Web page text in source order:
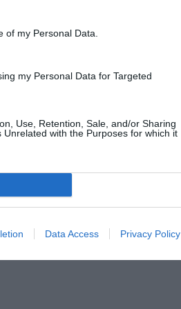
of my Personal Data.
my Personal Data for Targeted
Use, Retention, Sale, and/or Sharing
with the Purposes for which it
Data Access Privacy Policy
του Runnermagazine